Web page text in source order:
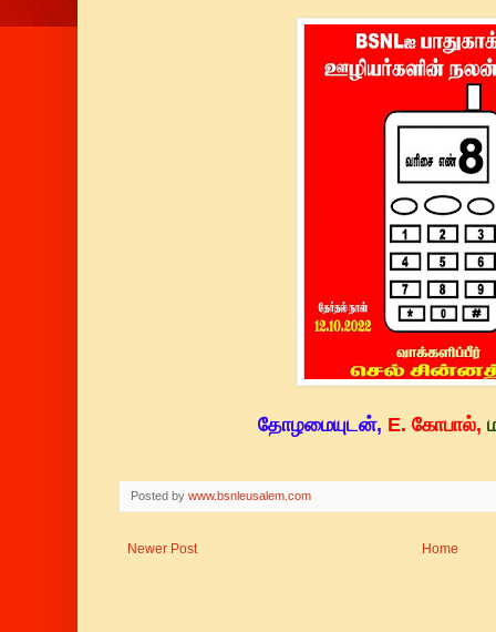
தோழமையுடன், E. கோபால்,
Posted by www.bsnleusalem.com
Newer Post Home